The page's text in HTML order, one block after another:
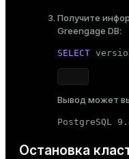
Получите
Greengage DB:
SELECT
Вывод может
PostgreSQL
Остановка